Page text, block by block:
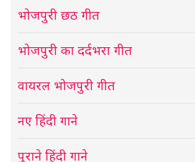
भोजपुरी छठ गीत
भोजपुरी का दर्दभरा गीत
वायरल भोजपुरी गीत
नए हिंदी गाने
पुराने हिंदी गाने